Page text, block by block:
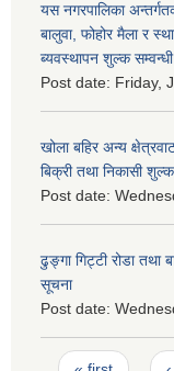
यस नगरपालिका
बालुवा, फोहोर मैला र
ब्यवस्थापन शुल्क
Post date: Friday,
खोला बहिर अन्य
बिक्री तथा निकासी
Post date:
ढुङ्गा गिट्टी रोडा तथा
सूचना
Post date: